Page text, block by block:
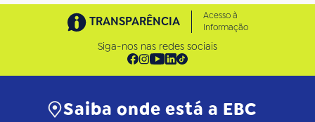
TRANSPARÊNCIA
Acesso à
Informação
Siga-nos nas redes sociais
Saiba onde está a EBC